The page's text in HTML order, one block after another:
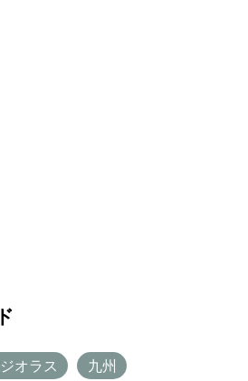
オラス 九州